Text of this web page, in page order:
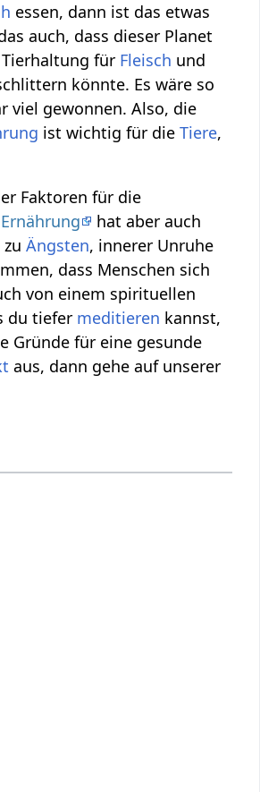
essen, dann ist das etwas
auch, dass dieser Planet
für Fleisch und
könnte. Es wäre so
viel gewonnen. Also, die
ist wichtig für dieTiere,
Faktoren für die
Ernährung
hat aber auch
zuÄngsten, innerer Unruhe
dass Menschen sich
von einem spirituellen
du tiefer meditieren kannst,
Gründe für eine gesunde
aus, dann gehe auf unserer